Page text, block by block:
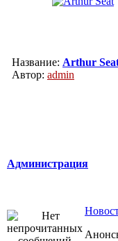
Название: Arthur
Автор: admin
Администрация